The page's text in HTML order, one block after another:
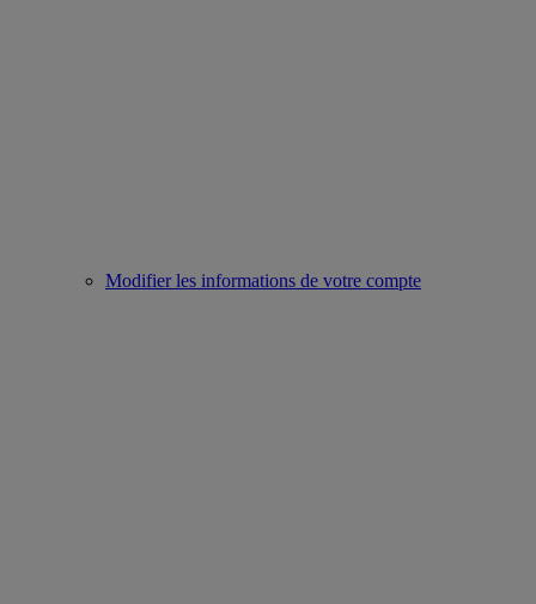
Modifier les informations de votre compte